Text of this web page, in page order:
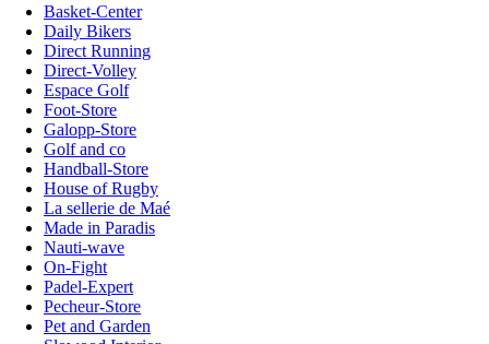
Basket-Center
Daily Bikers
Direct Running
Direct-Volley
Espace Golf
Foot-Store
Galopp-Store
Golf and co
Handball-Store
House of Rugby
La sellerie de Maé
Made in Paradis
Nauti-wave
On-Fight
Padel-Expert
Pecheur-Store
Pet and Garden